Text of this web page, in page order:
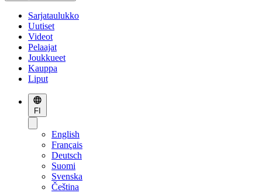
Sarjataulukko
Uutiset
Videot
Pelaajat
Joukkueet
Kauppa
Liput
FI
English
Français
Deutsch
Suomi
Svenska
Čeština